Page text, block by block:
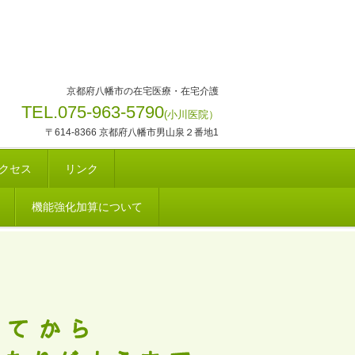
京都府八幡市の在宅医療・在宅介護
TEL.075-963-5790(小川医院）
〒614-8366 京都府八幡市男山泉２番地1
セス リンク
機能強化加算について